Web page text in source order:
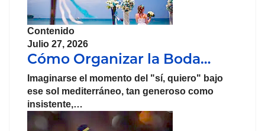
Contenido
Julio 27, 2026
Cómo Organizar la Boda…
Imaginarse el momento del "sí, quiero" bajo
ese sol mediterráneo, tan generoso como
insistente,…